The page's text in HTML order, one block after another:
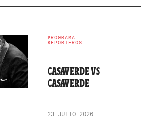
PROGRAMA
REPORTEROS
CASAVERDE VS
CASAVERDE
23 JULIO 2026